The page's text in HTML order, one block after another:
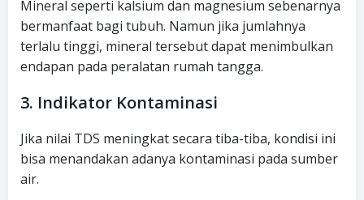
Mineral seperti kalsium dan magnesium sebenarnya
bermanfaat bagi tubuh. Namun jika jumlahnya
terlalu tinggi, mineral tersebut dapat menimbulkan
endapan pada peralatan rumah tangga.
3. Indikator Kontaminasi
Jika nilai TDS meningkat secara tiba-tiba, kondisi ini
bisa menandakan adanya kontaminasi pada sumber
air.